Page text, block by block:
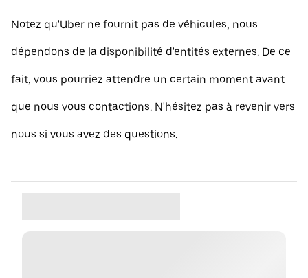
Notez qu'Uber ne fournit pas de véhicules, nous
dépendons de la disponibilité d'entités externes. De ce
fait, vous pourriez attendre un certain moment avant
que nous vous contactions. N'hésitez pas à revenir vers
nous si vous avez des questions.